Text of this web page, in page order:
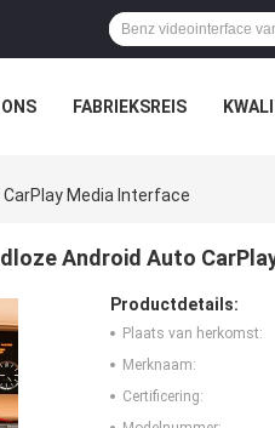
FABRIEKSREIS
CarPlay Media Interface
Android Auto
Productdetails:
Plaats van herkomst:
Merknaam:
Certificering: